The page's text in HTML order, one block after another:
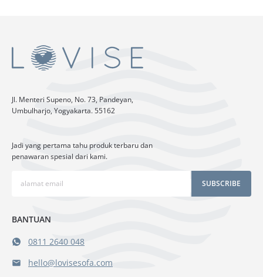
Jl. Menteri Supeno, No. 73, Pandeyan,
Umbulharjo, Yogyakarta. 55162
Jadi yang pertama tahu produk terbaru dan
penawaran spesial dari kami.
SUBSCRIBE
BANTUAN
0811 2640 048
hello@lovisesofa.com